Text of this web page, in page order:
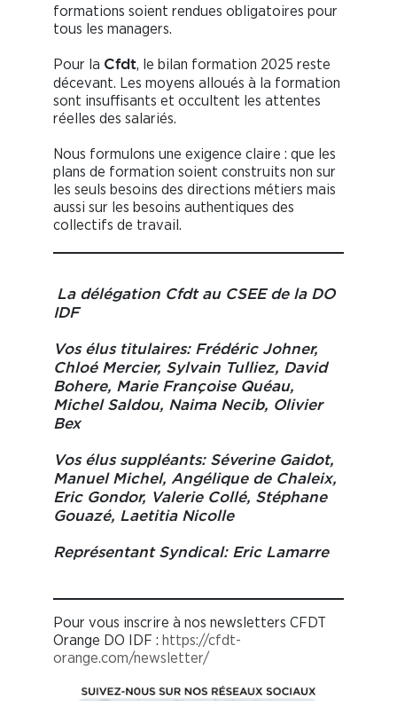
formations soient rendues obligatoires pour
tous les managers.
Pour la Cfdt, le bilan formation 2025 reste
décevant. Les moyens alloués à la formation
sont insuffisants et occultent les attentes
réelles des salariés.
Nous formulons une exigence claire : que les
plans de formation soient construits non sur
les seuls besoins des directions métiers mais
aussi sur les besoins authentiques des
collectifs de travail.
La délégation Cfdtau CSEE de la DO
IDF
Vos élus titulaires: Frédéric Johner,
Chloé Mercier, Sylvain Tulliez, David
Bohere, Marie Françoise Quéau,
Michel Saldou, Naima Necib, Olivier
Bex
Vos élus suppléants: Séverine Gaidot,
Manuel Michel, Angélique de Chaleix,
Eric Gondor, Valerie Collé, Stéphane
Gouazé, Laetitia Nicolle
Représentant Syndical: Eric Lamarre
Pour vous inscrire à nos newsletters CFDT
Orange DO IDF : https://cfdt-
orange.com/newsletter/